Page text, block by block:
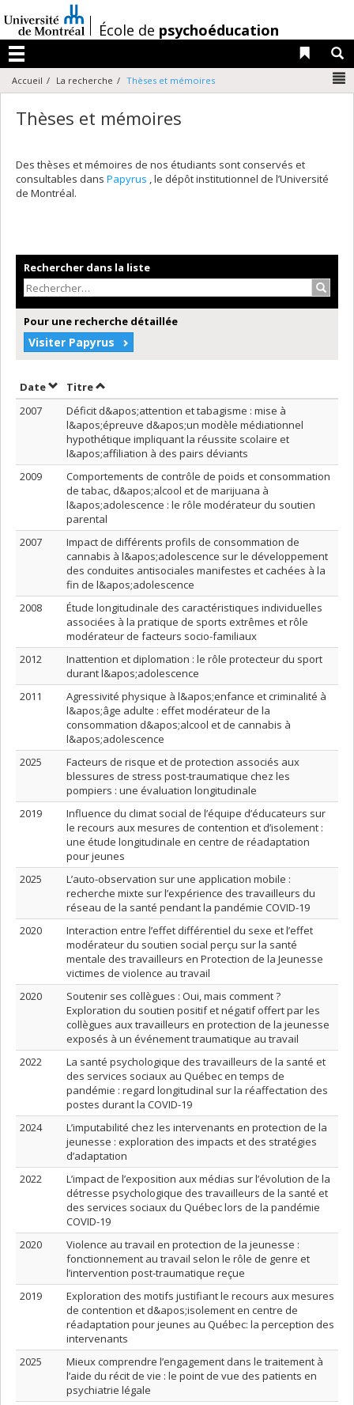
au
contenu
/École de psychoéducation
Menu
Liens
Accueil La recherche Thèses et mémoires
Thèses et mémoires
Des thèses et mémoires de nos étudiants sont conservés et
consultables dans Papyrus , le dépôt institutionnel de l’Université
de Montréal.
Rechercher dans la liste
Pour une recherche détaillée
Visiter Papyrus
DateTrier par date en ordre croissant
TitreTrier par titre en ordre croissant
2007
Déficit d&apos;attention et tabagisme : mise à
l&apos;épreuve d&apos;un modèle médiationnel
hypothétique impliquant la réussite scolaire et
l&apos;affiliation à des pairs déviants
2009
Comportements de contrôle de poids et consommation
de tabac, d&apos;alcool et de marijuana à
l&apos;adolescence : le rôle modérateur du soutien
parental
2007
Impact de différents profils de consommation de
cannabis à l&apos;adolescence sur le développement
des conduites antisociales manifestes et cachées à la
fin de l&apos;adolescence
2008
Étude longitudinale des caractéristiques individuelles
associées à la pratique de sports extrêmes et rôle
modérateur de facteurs socio-familiaux
2012
Inattention et diplomation : le rôle protecteur du sport
durant l&apos;adolescence
2011
Agressivité physique à l&apos;enfance et criminalité à
l&apos;âge adulte : effet modérateur de la
consommation d&apos;alcool et de cannabis à
l&apos;adolescence
2025
Facteurs de risque et de protection associés aux
blessures de stress post-traumatique chez les
pompiers : une évaluation longitudinale
2019
Influence du climat social de l’équipe d’éducateurs sur
le recours aux mesures de contention et d’isolement :
une étude longitudinale en centre de réadaptation
pour jeunes
2025
L’auto-observation sur une application mobile :
recherche mixte sur l’expérience des travailleurs du
réseau de la santé pendant la pandémie COVID-19
2020
Interaction entre l’effet différentiel du sexe et l’effet
modérateur du soutien social perçu sur la santé
mentale des travailleurs en Protection de la Jeunesse
victimes de violence au travail
2020
Soutenir ses collègues : Oui, mais comment ?
Exploration du soutien positif et négatif offert par les
collègues aux travailleurs en protection de la jeunesse
exposés à un événement traumatique au travail
2022
La santé psychologique des travailleurs de la santé et
des services sociaux au Québec en temps de
pandémie : regard longitudinal sur la réaffectation des
postes durant la COVID-19
2024
L’imputabilité chez les intervenants en protection de la
jeunesse : exploration des impacts et des stratégies
d’adaptation
2022
L’impact de l’exposition aux médias sur l’évolution de la
détresse psychologique des travailleurs de la santé et
des services sociaux du Québec lors de la pandémie
COVID-19
2020
Violence au travail en protection de la jeunesse :
fonctionnement au travail selon le rôle de genre et
l’intervention post-traumatique reçue
2019
Exploration des motifs justifiant le recours aux mesures
de contention et d&apos;isolement en centre de
réadaptation pour jeunes au Québec: la perception des
intervenants
2025
Mieux comprendre l’engagement dans le traitement à
l’aide du récit de vie : le point de vue des patients en
psychiatrie légale